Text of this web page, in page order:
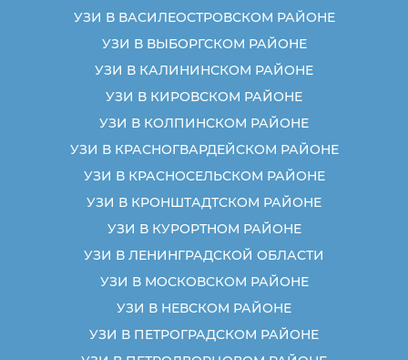
УЗИ В ВАСИЛЕОСТРОВСКОМ РАЙОНЕ
УЗИ В ВЫБОРГСКОМ РАЙОНЕ
УЗИ В КАЛИНИНСКОМ РАЙОНЕ
УЗИ В КИРОВСКОМ РАЙОНЕ
УЗИ В КОЛПИНСКОМ РАЙОНЕ
УЗИ В КРАСНОГВАРДЕЙСКОМ РАЙОНЕ
УЗИ В КРАСНОСЕЛЬСКОМ РАЙОНЕ
УЗИ В КРОНШТАДТСКОМ РАЙОНЕ
УЗИ В КУРОРТНОМ РАЙОНЕ
УЗИ В ЛЕНИНГРАДСКОЙ ОБЛАСТИ
УЗИ В МОСКОВСКОМ РАЙОНЕ
УЗИ В НЕВСКОМ РАЙОНЕ
УЗИ В ПЕТРОГРАДСКОМ РАЙОНЕ